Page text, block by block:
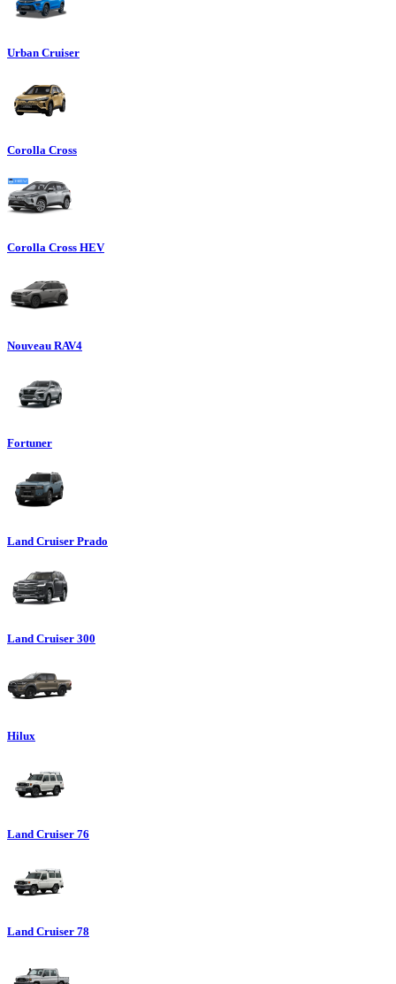
Urban Cruiser
Corolla Cross
Corolla Cross HEV
Nouveau RAV4
Fortuner
Land Cruiser Prado
Land Cruiser 300
Hilux
Land Cruiser 76
Land Cruiser 78